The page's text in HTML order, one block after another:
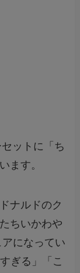
ットに「ち
ます。
ナルドのク
ちいかわや
になってい
ぎる」「こ